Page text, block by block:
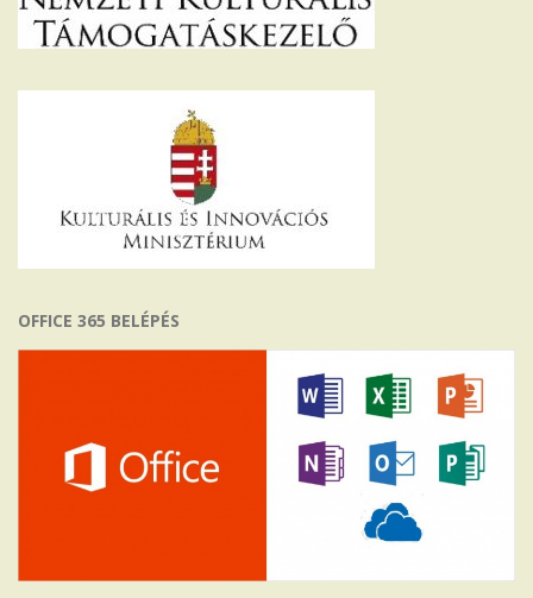
OFFICE 365 BELÉPÉS